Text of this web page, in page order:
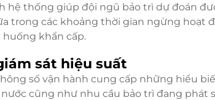
hệ thống giúp đội ngũ bảo trì dự đoán
trong các khoảng thời gian ngừng hoạt
khẩn cấp.
sát hiệu suất
số vận hành cung cấp những hiểu
cũng như nhu cầu bảo trì đang phát